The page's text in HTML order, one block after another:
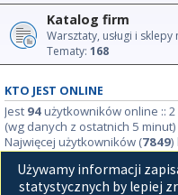
Katalog firm
Warsztaty, usługi i
Tematy: 168
KTO JEST ONLINE
Jest 94użytkowników online ::
(wg danych z ostatnich 5 minut)
Najwięcej użytkowników (7849)
STATYSTYKI
Używamy informacji
statystycznych by lepiej